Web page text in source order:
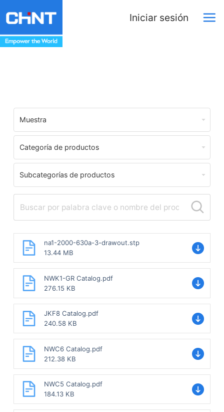
Iniciar sesión
Muestra
Categoría de productos
Subcategorías de productos
na1-2000-630a-3-drawout.stp
13.44 MB
NWK1-GR Catalog.pdf
276.15 KB
JKF8 Catalog.pdf
240.58 KB
NWC6 Catalog.pdf
212.38 KB
NWC5 Catalog.pdf
184.13 KB